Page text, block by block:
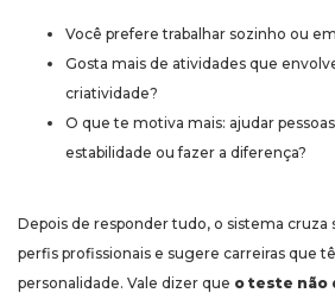
Você prefere trabalhar sozinho ou
Gosta mais de atividades que
criatividade?
O que te motiva mais: ajudar
estabilidade ou fazer a diferença?
Depois de responder tudo, o sistema cruza
perfis profissionais e sugere carreiras que
personalidade. Vale dizer que o teste não